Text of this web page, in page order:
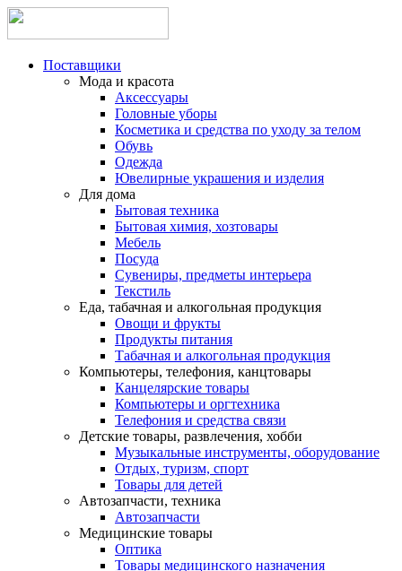
Поставщики
Мода и красота
Аксессуары
Головные уборы
Косметика и средства по уходу за телом
Обувь
Одежда
Ювелирные украшения и изделия
Для дома
Бытовая техника
Бытовая химия, хозтовары
Мебель
Посуда
Сувениры, предметы интерьера
Текстиль
Еда, табачная и алкогольная продукция
Овощи и фрукты
Продукты питания
Табачная и алкогольная продукция
Компьютеры, телефония, канцтовары
Канцелярские товары
Компьютеры и оргтехника
Телефония и средства связи
Детские товары, развлечения, хобби
Музыкальные инструменты, оборудование
Отдых, туризм, спорт
Товары для детей
Автозапчасти, техника
Автозапчасти
Медицинские товары
Оптика
Товары медицинского назначения